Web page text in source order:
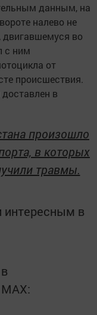
данным, на
налево не
двигавшемуся во
с ним
от
происшествия.
в
произошло
в которых
травмы.
в